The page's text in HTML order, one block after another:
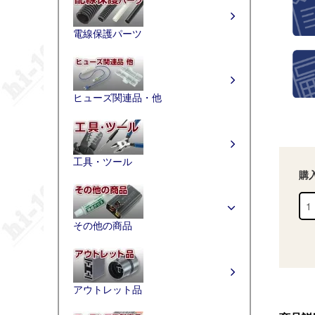
購
電線保護パーツ
ヒューズ関連品・他
工具・ツール
その他の商品
アウトレット品